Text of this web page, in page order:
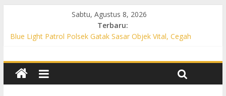
Sabtu, Agustus 8, 2026
Terbaru:
Blue Light Patrol Polsek Gatak Sasar Objek Vital, Cegah
Permukiman, Antisipasi 3C dan Gangguan Kamtibmas
Patroli KRYD Polsek Baki Sisir Titik Rawan, Cegah 3C hingga